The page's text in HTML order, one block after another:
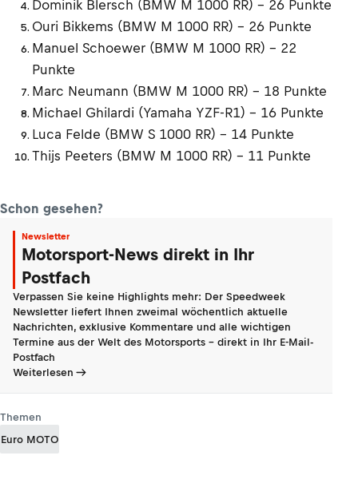
Dominik Blersch (BMW M 1000 RR) – 26 Punkte
Ouri Bikkems (BMW M 1000 RR) – 26 Punkte
Manuel Schoewer (BMW M 1000 RR) – 22
Punkte
Marc Neumann (BMW M 1000 RR) – 18 Punkte
Michael Ghilardi (Yamaha YZF-R1) – 16 Punkte
Luca Felde (BMW S 1000 RR) – 14 Punkte
Thijs Peeters (BMW M 1000 RR) – 11 Punkte
Schon gesehen?
Newsletter
Motorsport-News direkt in Ihr
Postfach
Verpassen Sie keine Highlights mehr: Der Speedweek
Newsletter liefert Ihnen zweimal wöchentlich aktuelle
Nachrichten, exklusive Kommentare und alle wichtigen
Termine aus der Welt des Motorsports - direkt in Ihr E-Mail-
Postfach
Weiterlesen
Themen
Euro MOTO